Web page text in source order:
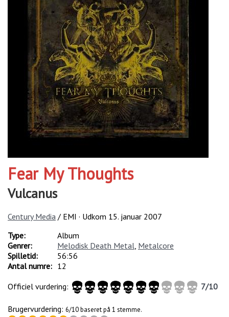
Fear My Thoughts
Vulcanus
Century Media / EMI · Udkom 15. januar 2007
Type:
Album
Genrer:
Melodisk Death Metal Metalcore
Spilletid:
56:56
Antal numre: 12
Officiel vurdering:
7/10
Brugervurdering: 6/10 baseret på 1 stemme.